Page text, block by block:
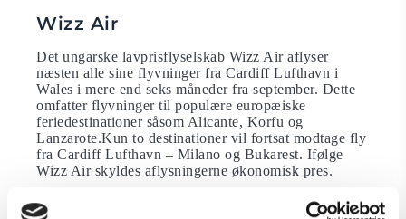
Wizz Air
Det ungarske lavprisflyselskab Wizz Air aflyser
næsten alle sine flyvninger fra Cardiff Lufthavn i
Wales i mere end seks måneder fra september. Dette
omfatter flyvninger til populære europæiske
feriedestinationer såsom Alicante, Korfu og
Lanzarote.Kun to destinationer vil fortsat modtage fly
fra Cardiff Lufthavn – Milano og Bukarest. Ifølge
Wizz Air skyldes aflysningerne økonomisk pres.
American Airlines